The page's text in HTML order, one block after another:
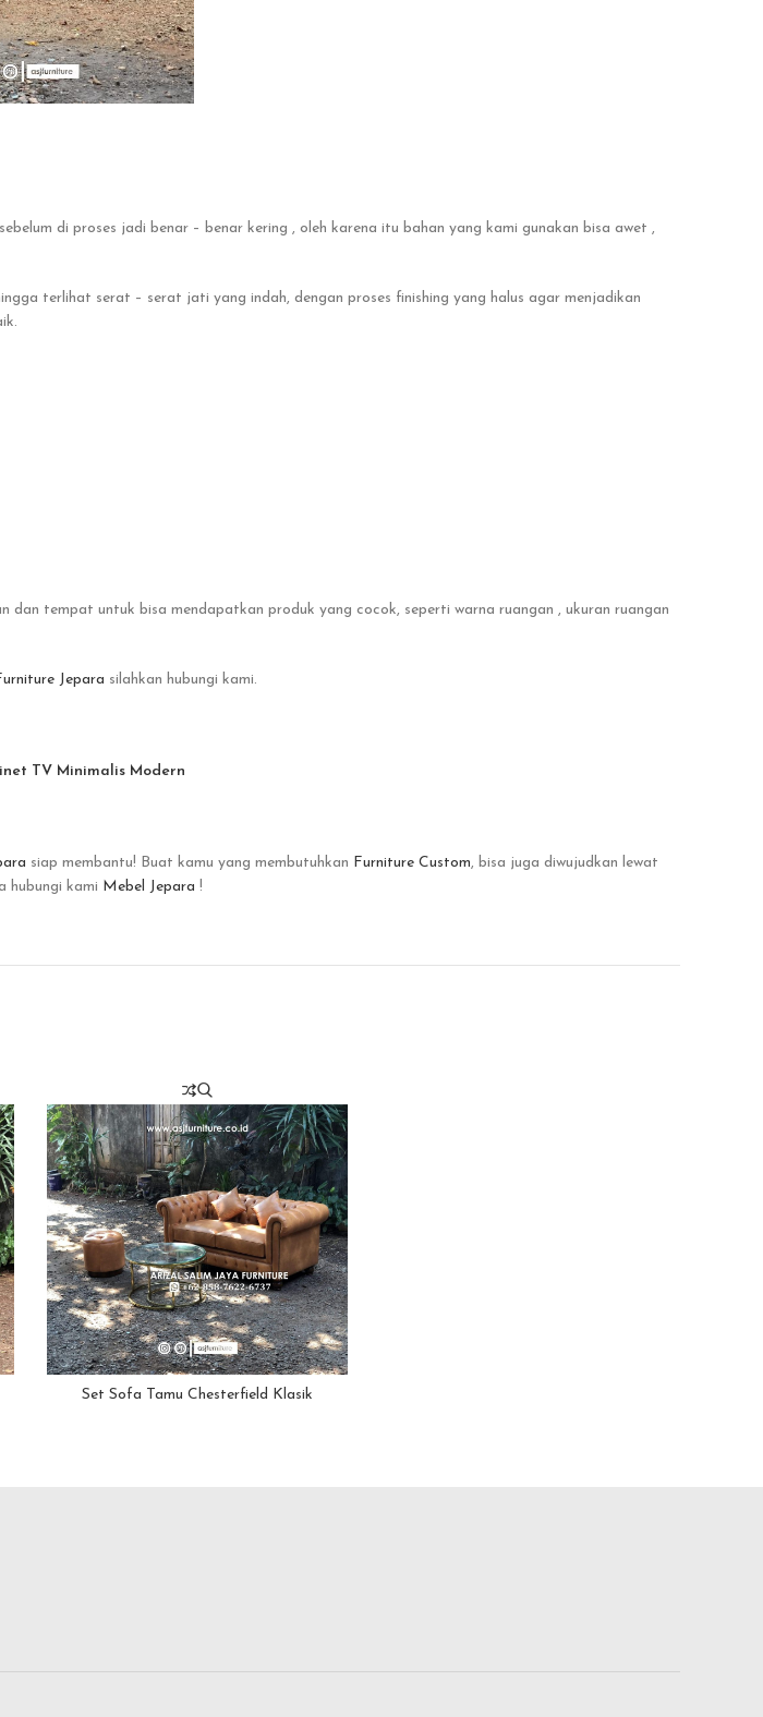
di proses jadi benar – benar kering , oleh karena itu bahan yang kami gunakan bisa awet ,
terlihat serat – serat jati yang indah, dengan proses finishing yang halus agar menjadikan
dan tempat untuk bisa mendapatkan produk yang cocok, seperti warna ruangan , ukuran ruangan
Jepara silahkan hubungi kami.
TV Minimalis Modern
siap membantu! Buat kamu yang membutuhkan Furniture Custom, bisa juga diwujudkan lewat
hubungi kami Mebel Jepara !
Set Sofa Tamu Chesterfield Klasik